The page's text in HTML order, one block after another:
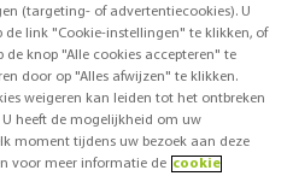
(targeting- of advertentiecookies). U
de link "Cookie-instellingen" te klikken, of
de knop "Alle cookies accepteren" te
door op "Alles afwijzen" te klikken.
weigeren kan leiden tot het ontbreken
heeft de mogelijkheid om uw
moment tijdens uw bezoek aan deze
voor meer informatie de cookie